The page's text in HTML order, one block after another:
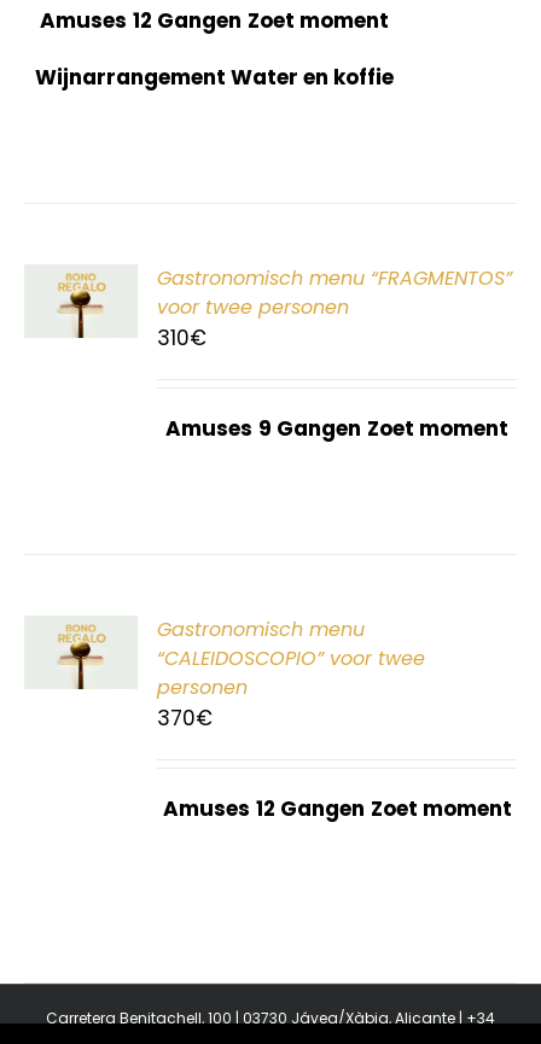
Amuses 12 Gangen Zoet moment
Wijnarrangement Water en koffie
Gastronomisch menu “FRAGMENTOS”
voor twee personen
310€
Amuses 9 Gangen Zoet moment
Gastronomisch menu
“CALEIDOSCOPIO” voor twee
personen
370€
Amuses 12 Gangen Zoet moment
Carretera Benitachell, 100 | 03730 Jávea/Xàbia, Alicante | +34